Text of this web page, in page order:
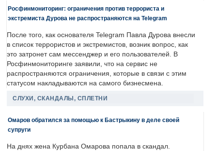
Росфинмониторинг: ограничения против террориста и
экстремиста Дурова не распространяются на Telegram
После того, как основателя Telegram Павла Дурова внесли
в список террористов и экстремистов, возник вопрос, как
это затронет сам мессенджер и его пользователей. В
Росфинмониторинге заявили, что на сервис не
распространяются ограничения, которые в связи с этим
статусом накладываются на самого бизнесмена.
СЛУХИ, СКАНДАЛЫ, СПЛЕТНИ
Омаров обратился за помощью к Бастрыкину в деле своей
супруги
На днях жена Курбана Омарова попала в скандал.